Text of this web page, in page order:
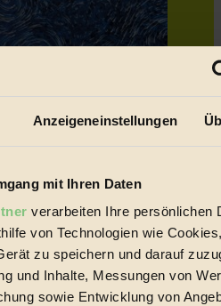
Anzeigeneinstellungen
mit Ihren Daten
verarbeiten Ihre persönlichen
von Technologien wie
zu speichern und darauf
und Inhalte, Messungen von
sowie Entwicklung von